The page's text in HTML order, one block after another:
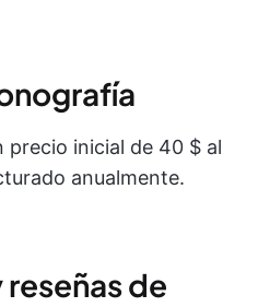
precio inicial de 40 $ al
anualmente.
de